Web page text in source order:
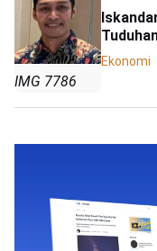
IMG 7786
Ekonomi